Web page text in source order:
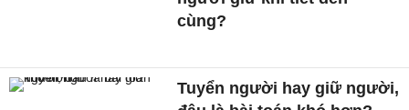
cùng?
Tuyển người hay giữ người,